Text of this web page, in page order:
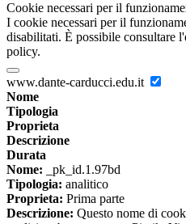
Cookie necessari per il
I cookie necessari per il
disabilitati. È possibile consultare
policy.
www.dante-carducci.edu.it
Nome
Tipologia
Proprieta
Descrizione
Durata
Nome: _pk_id.1.97bd
Tipologia: analitico
Proprieta: Prima parte
Descrizione: Questo nome di